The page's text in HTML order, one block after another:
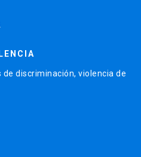
discriminación, violencia de